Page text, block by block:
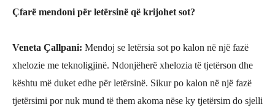
Çfarë mendoni për letërsinë që krijohet sot?
Veneta Çallpani: Mendoj se letërsia sot po kalon në një fazë
xhelozie me teknoligjinë. Ndonjëherë xhelozia të tjetërson dhe
kështu më duket edhe për letërsinë. Sikur po kalon në një fazë
tjetërsimi por nuk mund të them akoma nëse ky tjetërsim do sjelli